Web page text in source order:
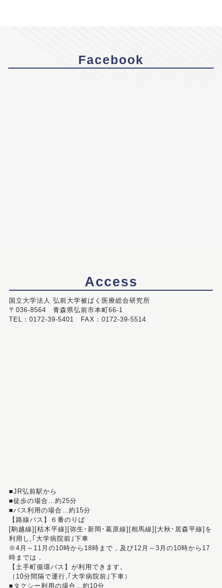
Facebook
Access
国立大学法人 弘前大学被ばく医療総合研究所
〒036-8564 青森県弘前市本町66-1
TEL：0172-39-5401 FAX：0172-39-5514
■JR弘前駅から
■徒歩の場合…約25分
■バス利用の場合…約15分
【路線バス】６番のりば
[駒越線][枯木平線][弥生･新岡･葛原線][相馬線][大秋･居森平線]を
利用し,｢大学病院前｣下車
※4月～11月の10時から18時まで，及び12月～3月の10時から17
時までは，
【土手町循環バス】が利用できます。
（10分間隔で運行,｢大学病院前｣下車）
■タクシー利用の場合…約10分